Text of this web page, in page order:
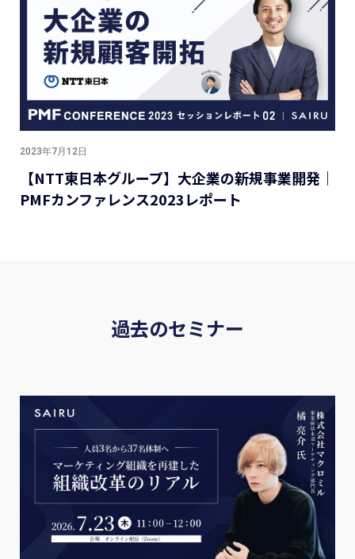
2023年7月12日
【NTT東日本グループ】大企業の新規事業開発｜
PMFカンファレンス2023レポート
過去のセミナー